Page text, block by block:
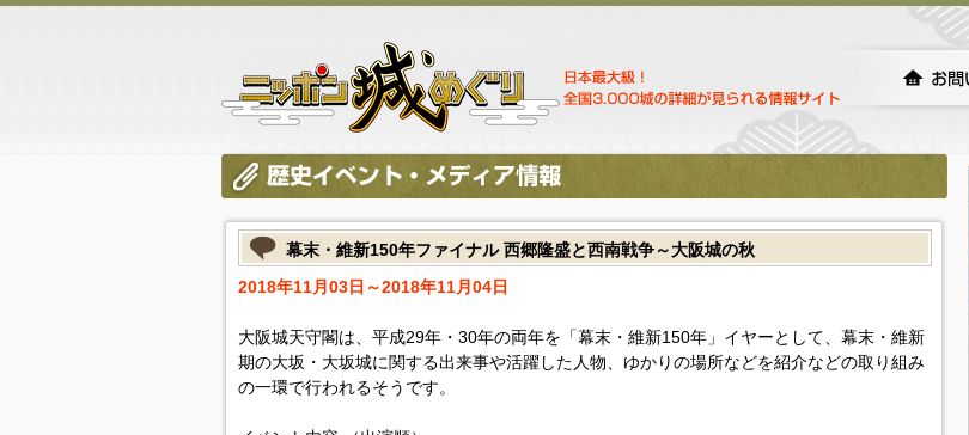
幕末・維新150年ファイナル 西郷隆盛と西南戦争～大阪城の秋
2018年11月03日～2018年11月04日
大阪城天守閣は、平成29年・30年の両年を「幕末・維新150年」イヤーとして、幕末・維新
期の大坂・大坂城に関する出来事や活躍した人物、ゆかりの場所などを紹介などの取り組み
の一環で行われるそうです。